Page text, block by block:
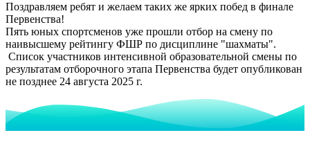
Поздравляем ребят и желаем таких же ярких побед в финале
Первенства!
Пять юных спортсменов уже прошли отбор на смену по
наивысшему рейтингу ФШР по дисциплине "шахматы".
Список участников интенсивной образовательной смены по
результатам отборочного этапа Первенства будет опубликован
не позднее 24 августа 2025 г.